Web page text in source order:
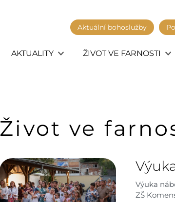
Aktuální bohoslužby
AKTUALITY ŽIVOT VE FARNOSTI
Život ve
Výuka
ZŠ